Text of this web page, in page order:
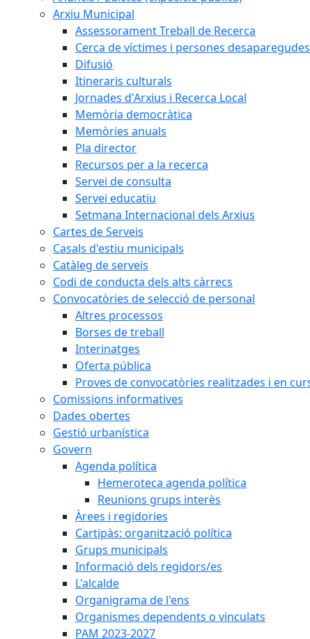
Arxiu Municipal
Assessorament Treball de Recerca
Cerca de víctimes i persones desaparegudes
Difusió
Itineraris culturals
Jornades d'Arxius i Recerca Local
Memòria democràtica
Memòries anuals
Pla director
Recursos per a la recerca
Servei de consulta
Servei educatiu
Setmana Internacional dels Arxius
Cartes de Serveis
Casals d'estiu municipals
Catàleg de serveis
Codi de conducta dels alts càrrecs
Convocatòries de selecció de personal
Altres processos
Borses de treball
Interinatges
Oferta pública
Proves de convocatòries realitzades i en
Comissions informatives
Dades obertes
Gestió urbanística
Govern
Agenda política
Hemeroteca agenda política
Reunions grups interès
Àrees i regidories
Cartipàs: organització política
Grups municipals
Informació dels regidors/es
L'alcalde
Organigrama de l'ens
Organismes dependents o vinculats
PAM 2023-2027